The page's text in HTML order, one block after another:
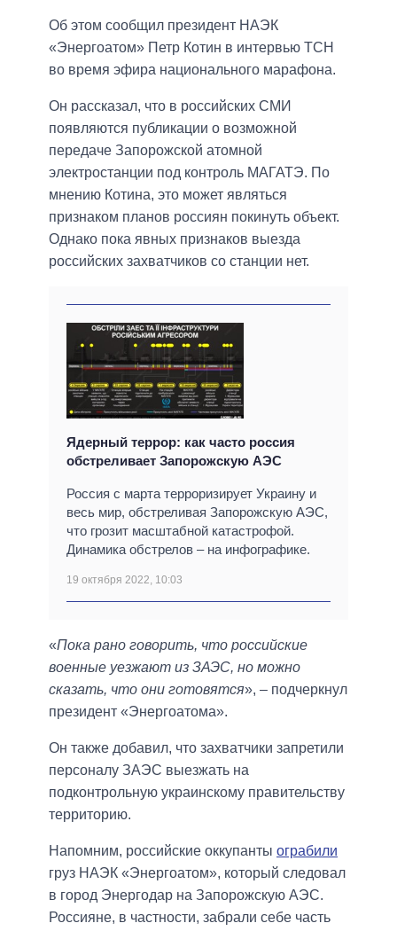
Об этом сообщил президент НАЭК
«Энергоатом» Петр Котин в интервью ТСН
во время эфира национального марафона.
Он рассказал, что в российских СМИ
появляются публикации о возможной
передаче Запорожской атомной
электростанции под контроль МАГАТЭ. По
мнению Котина, это может являться
признаком планов россиян покинуть объект.
Однако пока явных признаков выезда
российских захватчиков со станции нет.
Ядерный террор: как часто россия
обстреливает Запорожскую АЭС
Россия с марта терроризирует Украину и
весь мир, обстреливая Запорожскую АЭС,
что грозит масштабной катастрофой.
Динамика обстрелов – на инфографике.
19 октября 2022, 10:03
«Пока рано говорить, что российские
военные уезжают из ЗАЭС, но можно
сказать, что они готовятся», – подчеркнул
президент «Энергоатома».
Он также добавил, что захватчики запретили
персоналу ЗАЭС выезжать на
подконтрольную украинскому правительству
территорию.
Напомним, российские оккупанты ограбили
груз НАЭК «Энергоатом», который следовал
в город Энергодар на Запорожскую АЭС.
Россияне, в частности, забрали себе часть